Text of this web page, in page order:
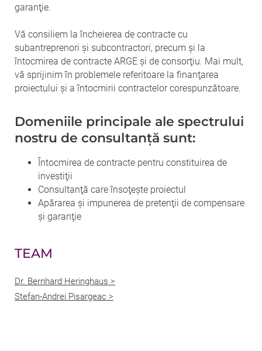
garanţie.
Vă consiliem la încheierea de contracte cu
subantreprenori şi subcontractori, precum şi la
întocmirea de contracte ARGE şi de consorţiu. Mai mult,
vă sprijinim în problemele referitoare la finanţarea
proiectului şi a întocmirii contractelor corespunzătoare.
Domeniile principale ale spectrului
nostru de consultanţă sunt:
Întocmirea de contracte pentru constituirea de
investiţii
Consultanţă care însoţeşte proiectul
Apărarea şi impunerea de pretenţii de compensare
şi garanţie
TEAM
Dr. Bernhard Heringhaus >
Stefan-Andrei Pisargeac >